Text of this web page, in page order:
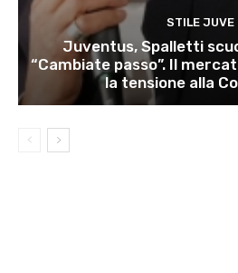
STILE JUVE
Juventus, Spalletti
“Cambiate passo”. Il
la tensione alla